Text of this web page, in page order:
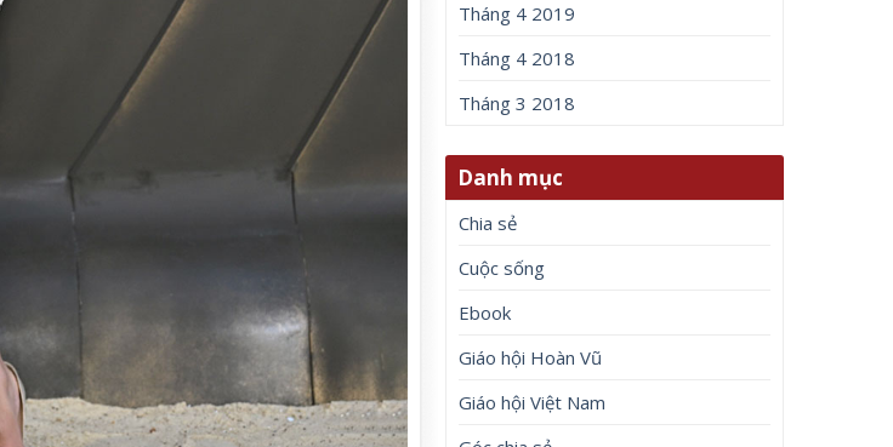
Tháng 4 2019
Tháng 4 2018
Tháng 3 2018
Danh mục
Chia sẻ
Cuộc sống
Ebook
Giáo hội Hoàn Vũ
Giáo hội Việt Nam